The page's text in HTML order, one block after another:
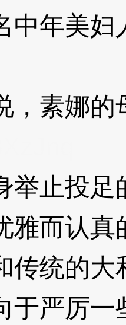
中年美
素娜的
止投足
雅而认真
统的大
于严厉